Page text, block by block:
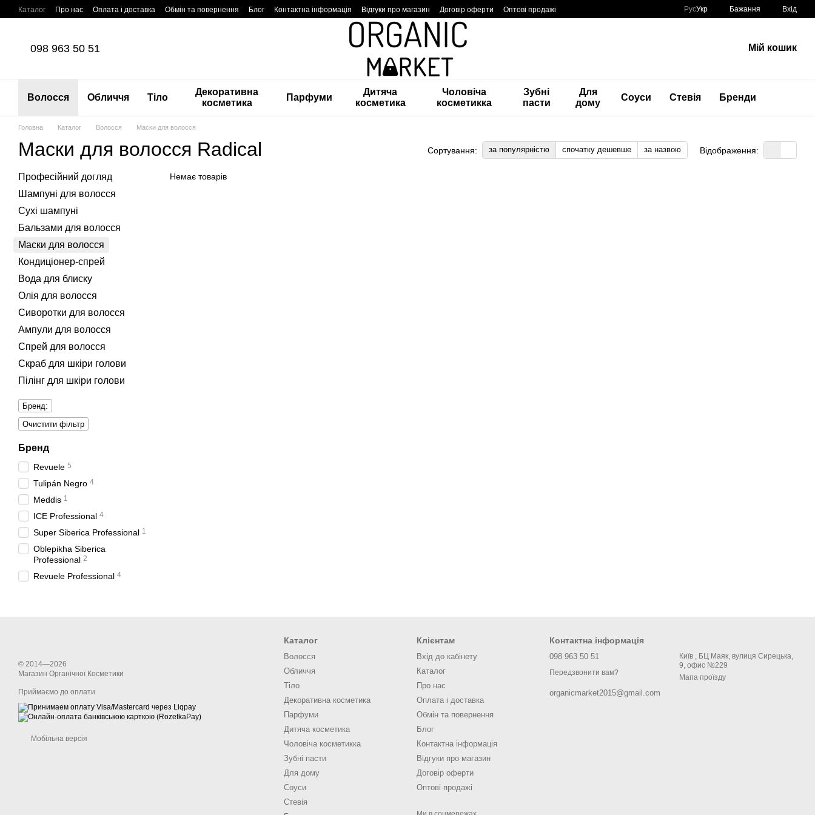
Перейти до основного контенту
Каталог Про нас Оплата і доставка Обмін та повернення Блог Контактна інформація Відгуки про магазин Договір оферти Оптові продажі РусУкр Бажання Вхід
098 963 50 51 Мій кошик
Волосся Обличчя Тіло
Декоративна
косметика
Парфуми
Дитяча
косметика
Чоловіча
косметикка
Зубні
пасти
Для
дому
Соуси Стевія Бренди
Головна Каталог Волосся Маски для волосся
Маски для волосся Radical Сортування: за популярністю спочатку дешевше за назвою Відображення:
Немає товарів
Професійний догляд
Шампуні для волосся
Сухі шампуні
Бальзами для волосся
Маски для волосся
Кондиціонер-спрей
Вода для блиску
Олія для волосся
Сиворотки для волосся
Ампули для волосся
Спрей для волосся
Скраб для шкіри голови
Пілінг для шкіри голови
Бренд:
Очистити фільтр
Бренд
Revuele 5
Tulipán Negro 4
Meddis 1
ICE Professional 4
Super Siberica Professional 1
Oblepikha Siberica
Professional 2
Revuele Professional 4
© 2014—2026
Магазин Органічної Косметики
Приймаємо до оплати
Мобільна версія
Каталог
Волосся
Обличчя
Тіло
Декоративна косметика
Парфуми
Дитяча косметика
Чоловіча косметикка
Зубні пасти
Для дому
Соуси
Стевія
Клієнтам
Вхід до кабінету
Каталог
Про нас
Оплата і доставка
Обмін та повернення
Блог
Контактна інформація
Відгуки про магазин
Договір оферти
Оптові продажі
Контактна інформація
098 963 50 51
Передзвонити вам?
organicmarket2015@gmail.com
Київ , БЦ Маяк, вулиця Сирецька,
9, офис №229
Мапа проїзду